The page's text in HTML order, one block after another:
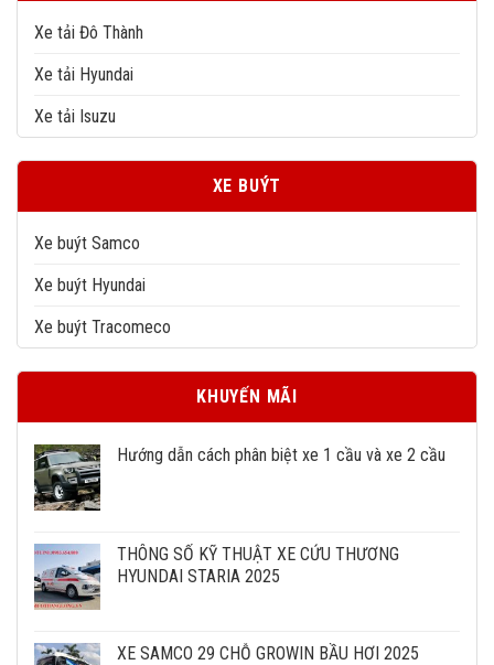
Xe tải Đô Thành
Xe tải Hyundai
Xe tải Isuzu
XE BUÝT
Xe buýt Samco
Xe buýt Hyundai
Xe buýt Tracomeco
KHUYẾN MÃI
Hướng dẫn cách phân biệt xe 1 cầu và xe 2 cầu
THÔNG SỐ KỸ THUẬT XE CỨU THƯƠNG
HYUNDAI STARIA 2025
XE SAMCO 29 CHỖ GROWIN BẦU HƠI 2025